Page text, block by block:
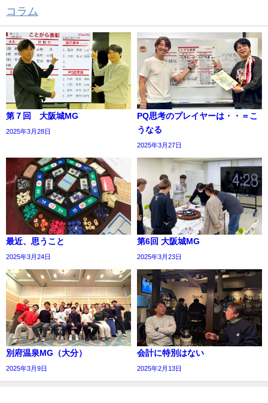
コラム
第７回 大阪城MG
2025年3月28日
PQ思考のプレイヤーは・・＝こ
うなる
2025年3月27日
最近、思うこと
2025年3月24日
第6回 大阪城MG
2025年3月23日
別府温泉MG（大分）
2025年3月9日
会計に特別はない
2025年2月13日